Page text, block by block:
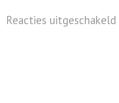
Reacties uitgeschakeld